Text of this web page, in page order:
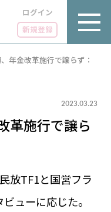
ログイン
新規登録
18:05 ／ JP 01:05
年金改革施行で譲らず：
2023.03.23
革施行で譲ら
放TF1と国営フラ
ューに応じた。